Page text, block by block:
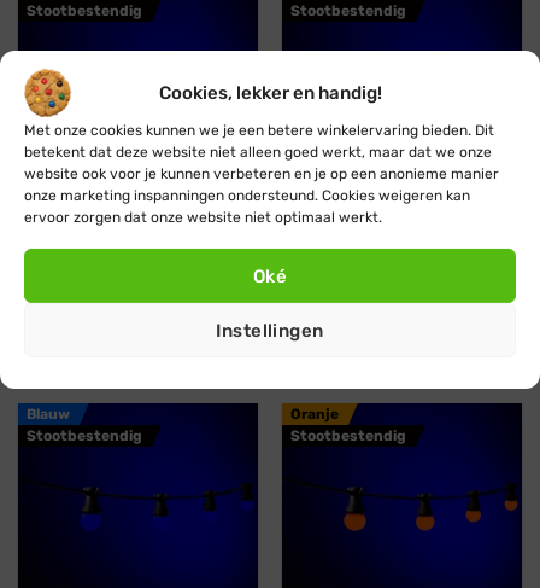
Cookies, lekker en handig!
Met onze cookies kunnen we je een betere winkelervaring bieden. Dit
betekent dat deze website niet alleen goed werkt, maar dat we onze
website ook voor je kunnen verbeteren en je op een anonieme manier
onze marketing inspanningen ondersteund. Cookies weigeren kan
ervoor zorgen dat onze website niet optimaal werkt.
Oké
Instellingen
Stootbestendig
Professioneel
Koppelbaar
Koppelbaar ·1 kleur · Geel
Stootbestendig
Professioneel
Koppelbaar
Koppelbaar · 1 kleur ·
Groen
Blauw
Stootbestendig
Oranje
Stootbestendig